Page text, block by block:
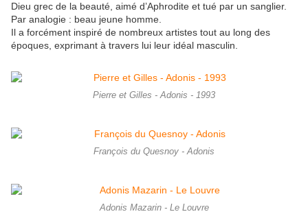
Dieu grec de la beauté, aimé d’Aphrodite et tué par un sanglier.
Par analogie : beau jeune homme.
Il a forcément inspiré de nombreux artistes tout au long des
époques, exprimant à travers lui leur idéal masculin.
Pierre et Gilles - Adonis - 1993
François du Quesnoy - Adonis
Adonis Mazarin - Le Louvre